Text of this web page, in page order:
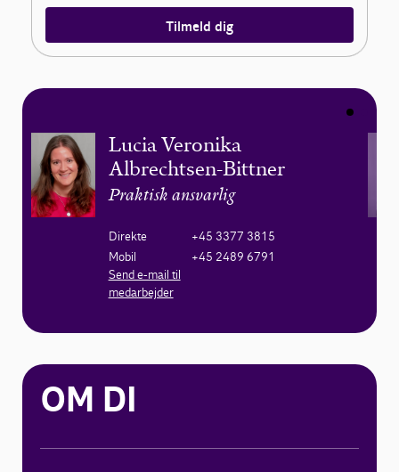
Tilmeld dig
Lucia Veronika
Albrechtsen-Bittner
Praktisk ansvarlig
Direkte
+45 3377 3815
Mobil
+45 2489 6791
Send e-mail til
medarbejder
OM DI